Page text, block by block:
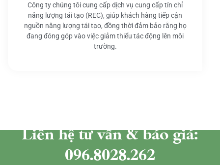
Công ty chúng tôi cung cấp dịch vụ cung cấp tín chỉ
năng lượng tái tạo (REC), giúp khách hàng tiếp cận
nguồn năng lượng tái tạo, đồng thời đảm bảo rằng họ
đang đóng góp vào việc giảm thiểu tác động lên môi
trường.
Liên hệ tư vấn & báo giá:
096.8028.262